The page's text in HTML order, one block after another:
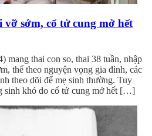
vỡ sớm, cổ tử cung mở hết
mang thai con so, thai 38 tuần, nhập
thể theo nguyện vọng gia đình, các
theo dõi để mẹ sinh thường. Tuy
sinh khó do cổ tử cung mở hết […]